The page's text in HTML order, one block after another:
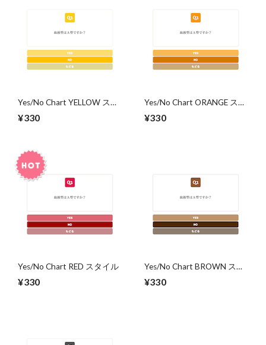
Yes/No Chart YELLOW スタ
¥330
Yes/No Chart ORANGE スタ
¥330
Yes/No Chart RED スタイル
¥330
Yes/No Chart BROWN スタ
イル
¥330